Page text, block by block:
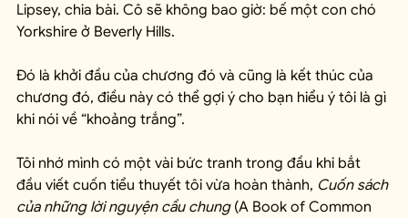
Lipsey, chia bài. Cô sẽ không bao giờ: bế một con chó
Yorkshire ở Beverly Hills.
Đó là khởi đầu của chương đó và cũng là kết thúc của
chương đó, điều này có thể gợi ý cho bạn hiểu ý tôi là gì
khi nói về “khoảng trắng”.
Tôi nhớ mình có một vài bức tranh trong đầu khi bắt
đầu viết cuốn tiểu thuyết tôi vừa hoàn thành, Cuốn sách
của những lời nguyện cầu chung (A Book of Common